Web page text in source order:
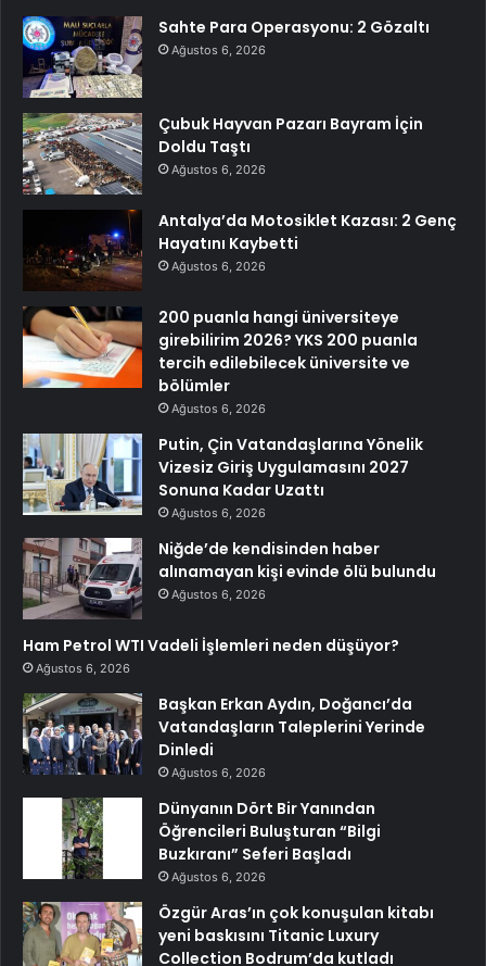
Sahte Para Operasyonu: 2 Gözaltı
Ağustos 6, 2026
Çubuk Hayvan Pazarı Bayram İçin
Doldu Taştı
Ağustos 6, 2026
Antalya’da Motosiklet Kazası: 2 Genç
Hayatını Kaybetti
Ağustos 6, 2026
200 puanla hangi üniversiteye
girebilirim 2026? YKS 200 puanla
tercih edilebilecek üniversite ve
bölümler
Ağustos 6, 2026
Putin, Çin Vatandaşlarına Yönelik
Vizesiz Giriş Uygulamasını 2027
Sonuna Kadar Uzattı
Ağustos 6, 2026
Niğde’de kendisinden haber
alınamayan kişi evinde ölü bulundu
Ağustos 6, 2026
Ham Petrol WTI Vadeli İşlemleri neden düşüyor?
Ağustos 6, 2026
Başkan Erkan Aydın, Doğancı’da
Vatandaşların Taleplerini Yerinde
Dinledi
Ağustos 6, 2026
Dünyanın Dört Bir Yanından
Öğrencileri Buluşturan “Bilgi
Buzkıranı” Seferi Başladı
Ağustos 6, 2026
Özgür Aras’ın çok konuşulan kitabı
yeni baskısını Titanic Luxury
Collection Bodrum’da kutladı